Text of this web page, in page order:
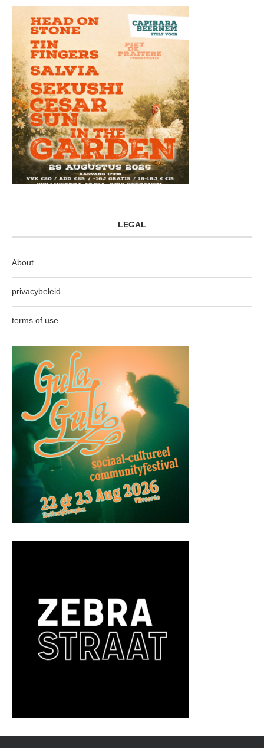
LEGAL
About
privacybeleid
terms of use